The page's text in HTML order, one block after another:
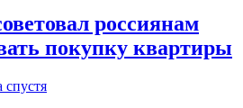
россиянам
покупку квартиры
спустя